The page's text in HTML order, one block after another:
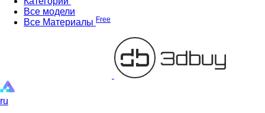
Все модели
Все Материалы Free
ru